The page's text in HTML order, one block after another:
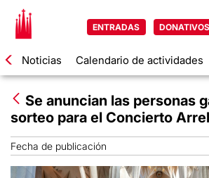
ENTRADAS DONATIVOS
Noticias Calendario de actividades
Se anuncian las personas
sorteo para el Concierto
Fecha de publicación